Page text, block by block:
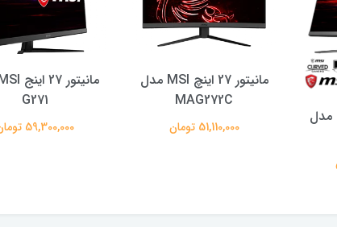
مانیتور 27 اینچ MSI مدل
مانیتور 27 اینچ MSI مدل
MAG272C
51,110,000 تومان
G271
59,300,000 تومان